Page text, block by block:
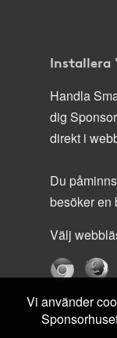
Installera
Handla
dig
direkt i
Du
besöker en
Välj
Vi använder